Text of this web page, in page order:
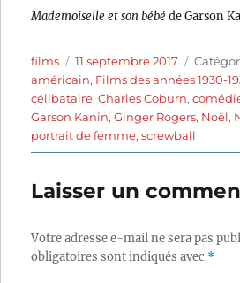
Mademoiselle et son bébéde Garson
Auteur
films
Publié
le
11 septembre 2017
américain, Films des années 1930-
célibataire,Charles Coburn,
Garson Kanin,Ginger Rogers, Noël,
portrait de femme,screwball
Laisser un
Votre adresse e-mail ne sera pas
obligatoires sont indiqués avec *